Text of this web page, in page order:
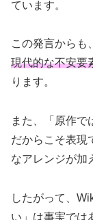
ています。
この発言からも、
現代的な不安要
ります。
また、「原作で
だからこそ表現
なアレンジが加
したがって、
い」は事実では